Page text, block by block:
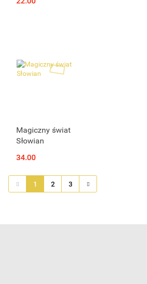
Produkt niedostępny
Magiczny świat
Słowian
34.00
1 2 3